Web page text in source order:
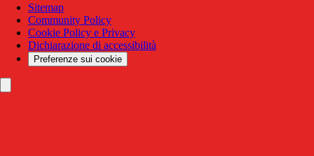
Sitemap
Community Policy
Cookie Policy e Privacy
Dichiarazione di accessibilità
Preferenze sui cookie